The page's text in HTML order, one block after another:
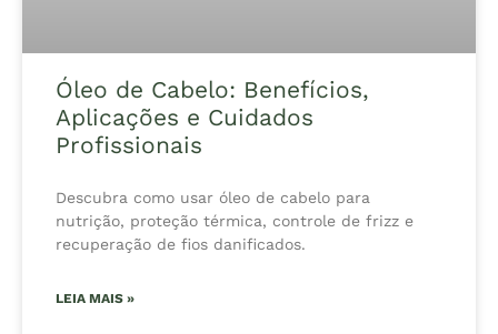
Óleo de Cabelo: Benefícios,
Aplicações e Cuidados
Profissionais
Descubra como usar óleo de cabelo para
nutrição, proteção térmica, controle de frizz e
recuperação de fios danificados.
LEIA MAIS »